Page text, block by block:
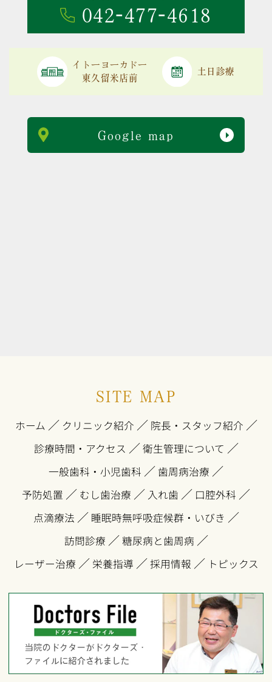
042-477-4618
イトーヨーカドー
東久留米店前
土日診療
Google map
SITE MAP
ホーム ／ クリニック紹介 ／ 院長・スタッフ紹介 ／
診療時間・アクセス ／衛生管理について ／
一般歯科・小児歯科 ／ 歯周病治療 ／
予防処置 ／ むし歯治療 ／ 入れ歯 ／ 口腔外科 ／
点滴療法 ／ 睡眠時無呼吸症候群・いびき ／
訪問診療 ／糖尿病と歯周病 ／
レーザー治療 ／ 栄養指導 ／採用情報 ／ トピックス